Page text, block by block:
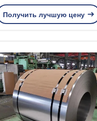
покрашенная стальная катушка
для общего назначения
Получить лучшую цену